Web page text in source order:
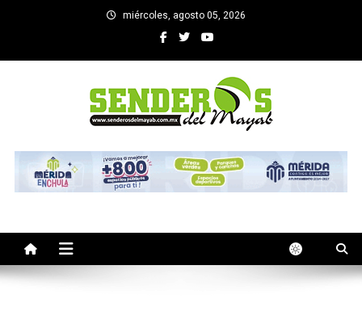
miércoles, agosto 05, 2026
SENDEROS DEL MAYAB